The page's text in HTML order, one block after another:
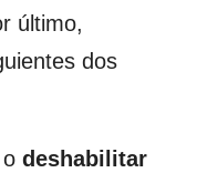
último,
dos
deshabilitar